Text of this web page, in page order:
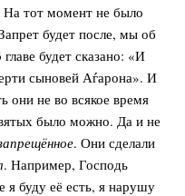
На тот момент не было
будет после, мы об
будет сказано: «И
сыновей Аѓарона». И
не во всякое время
было можно. Да и не
. Они сделали
. Например, Господь
я буду её есть, я нарушу